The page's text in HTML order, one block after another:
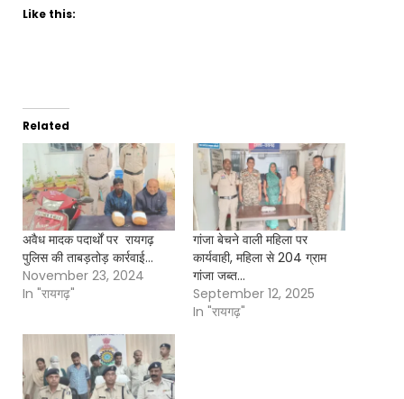
Like this:
Related
अवैध मादक पदार्थों पर रायगढ़
पुलिस की ताबड़तोड़ कार्रवाई…
November 23, 2024
In "रायगढ़"
गांजा बेचने वाली महिला पर
कार्यवाही, महिला से 204 ग्राम
गांजा जब्त…
September 12, 2025
In "रायगढ़"